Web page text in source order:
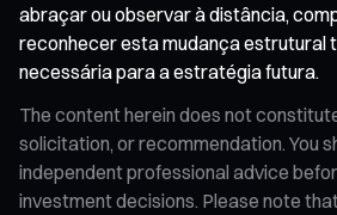
abraçar ou observar à distância,
reconhecer esta mudança estrutural
necessária para a estratégia futura.
The content herein does not
solicitation, or recommendation. You
independent professional advice
investment decisions. Please note